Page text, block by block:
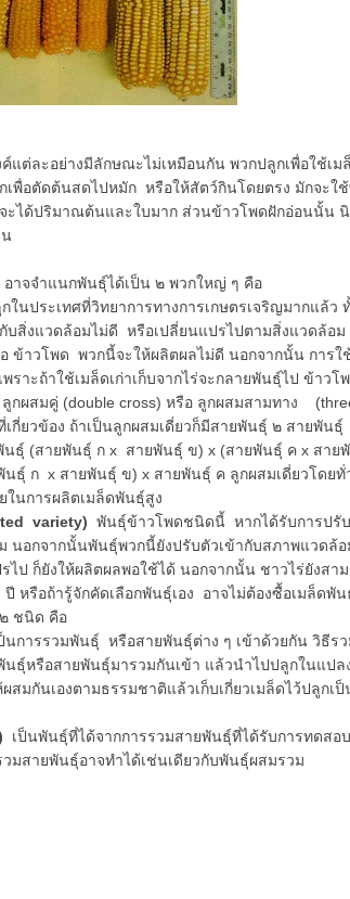
ะอย่างมีลักษณะไม่เหมือนกัน พวกปลูกเพื่อใช้เม
พื่อตัดต้นสดไปหมัก หรือให้สัตว์กินโดยตรง มักจะใ
ะได้ปริมาณต้นและใบมาก ส่วนข้าวโพดฝักอ่อนนั้น
จำแนกพันธุ์ได้เป็น ๒ พวกใหญ่ ๆ คือ
ในประเทศที่วิทยาการทางการเกษตรเจริญมากแล้ว
บสิ่งแวดล้อมไม่ดี หรือเปลี่ยนแปรไปตามสิ่งแวดล้อ
ข้าวโพด พวกนี้จะให้ผลิตผลไม่ดี นอกจากนั้น การใ
าะถ้าใช้เมล็ดเก่าเก็บจากไร่จะกลายพันธุ์ไป ข้าวโ
ลูกผสมคู่ (double cross) หรือ ลูกผสมสามทาง
กี่ยวข้อง ถ้าเป็นลูกผสมเดี่ยวก็มีสายพันธุ์ ๒ สายพันธุ์
ธุ์ (สายพันธุ์ ก x สายพันธุ์ ข) x (สายพันธุ์ ค x สาย
ธุ์ ก x สายพันธุ์ ข) x สายพันธุ์ ค ลูกผสมเดี่ยวโดยทั่
ในการผลิตเมล็ดพันธุ์สูง
variety) พันธุ์ข้าวโพดชนิดนี้ หากได้รับการปรั
นอกจากนั้นพันธุ์พวกนี้ยังปรับตัวเข้ากับสภาพแวดล้อ
ป ก็ยังให้ผลิตผลพอใช้ได้ นอกจากนั้น ชาวไร่ยังสาม
หรือถ้ารู้จักคัดเลือกพันธุ์เอง อาจไม่ต้องซื้อเมล็ดพั
ชนิด คือ
นการรวมพันธุ์ หรือสายพันธุ์ต่าง ๆ เข้าด้วยกัน วิธีรว
นธุ์หรือสายพันธุ์มารวมกันเข้า แล้วนำไปปลูกในแปล
มกันเองตามธรรมชาติแล้วเก็บเกี่ยวเมล็ดไว้ปลูกเ
เป็นพันธุ์ที่ได้จากการรวมสายพันธุ์ที่ได้รับการทดสอ
มสายพันธุ์อาจทำได้เช่นเดียวกับพันธุ์ผสมรวม